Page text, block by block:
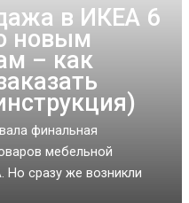
в ИКЕА 6
новым
– как
финальная
мебельной
Но сразу же возникли